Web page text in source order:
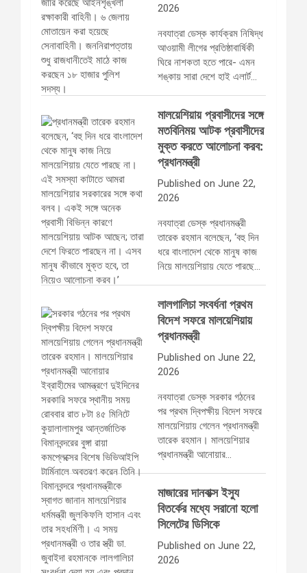
2026
নবযাত্রা ডেস্ক কার্যক্রম নিষিদ্ধ
আওয়ামী লীগের প্রতিষ্ঠাবার্ষিকী
ঘিরে নাশকতা হতে পারে- এমন
শঙ্কায় সারা দেশে হাই এলার্ট…
মালয়েশিয়ায় প্রবাসীদের সঙ্গে
মতবিনিময় আটক প্রবাসীদের
মুক্ত করতে আলোচনা করব:
প্রধানমন্ত্রী
Published on June 22,
2026
নবযাত্রা ডেস্ক প্রধানমন্ত্রী
তারেক রহমান বলেছেন, ‘বহু দিন
ধরে বাংলাদেশ থেকে মানুষ কাজ
নিয়ে মালয়েশিয়ায় যেতে পারছে…
লালগালিচা সংবর্ধনা প্রথম
বিদেশ সফরে মালয়েশিয়ায়
প্রধানমন্ত্রী
Published on June 22,
2026
নবযাত্রা ডেস্ক সরকার গঠনের
পর প্রথম দ্বিপক্ষীয় বিদেশ সফরে
মালয়েশিয়ায় গেলেন প্রধানমন্ত্রী
তারেক রহমান। মালয়েশিয়ার
প্রধানমন্ত্রী আনোয়ার…
মাজারের দানবাক্স ইস্যু
বিতর্কের মধ্যে সরানো হলো
সিলেটের ডিসিকে
Published on June 22,
2026